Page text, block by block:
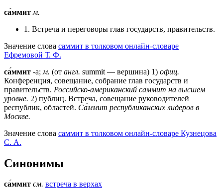
са́ммит м.
1. Встреча и переговоры глав государств, правительств.
Значение слова саммит в толковом онлайн-словаре
Ефремовой Т. Ф.
са́ммит -а; м. (от англ. summit — вершина) 1) офиц.
Конференция, совещание, собрание глав государств и
правительств. Российско-американский саммит на высшем
уровне. 2) публиц. Встреча, совещание руководителей
республик, областей. Са́ммит республиканских лидеров в
Москве.
Значение слова саммит в толковом онлайн-словаре Кузнецова
С. А.
Синонимы
са́ммит см. встреча в верхах